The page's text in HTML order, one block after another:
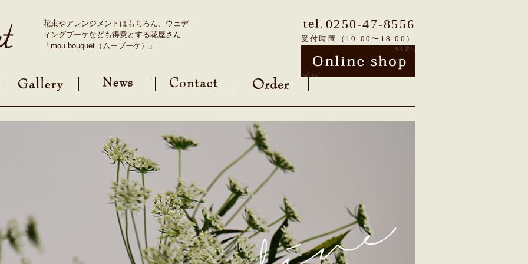
花束やアレンジメントはもちろん、ウェデ
ィングブーケなども得意とする花屋さん
「mou bouquet（ムーブーケ）」
0250-47-8556
受付時間（10:00〜18:00）